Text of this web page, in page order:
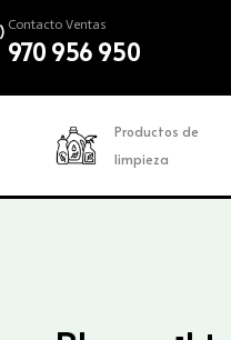
Contacto Ventas
970 956 950
Productos de
limpieza